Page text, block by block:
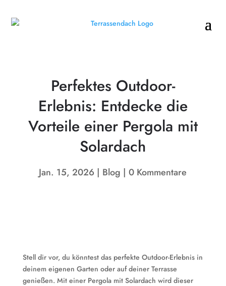
Perfektes Outdoor-
Erlebnis: Entdecke die
Vorteile einer Pergola mit
Solardach
Jan. 15, 2026 Blog 0 Kommentare
Stell dir vor, du könntest das perfekte Outdoor-Erlebnis in
deinem eigenen Garten oder auf deiner Terrasse
genießen. Mit einer Pergola mit Solardach wird dieser